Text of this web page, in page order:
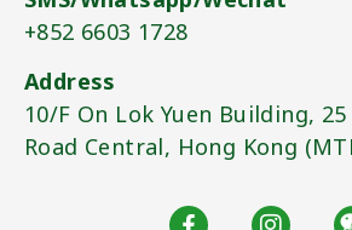
+852 6603 1728
Address
10/F On Lok Yuen Building, 25
Road Central, Hong Kong